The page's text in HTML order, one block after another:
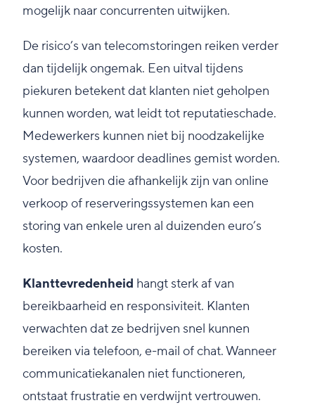
mogelijk naar concurrenten uitwijken.
De risico’s van telecomstoringen reiken verder
dan tijdelijk ongemak. Een uitval tijdens
piekuren betekent dat klanten niet geholpen
kunnen worden, wat leidt tot reputatieschade.
Medewerkers kunnen niet bij noodzakelijke
systemen, waardoor deadlines gemist worden.
Voor bedrijven die afhankelijk zijn van online
verkoop of reserveringssystemen kan een
storing van enkele uren al duizenden euro’s
kosten.
Klanttevredenheid hangt sterk af van
bereikbaarheid en responsiviteit. Klanten
verwachten dat ze bedrijven snel kunnen
bereiken via telefoon, e-mail of chat. Wanneer
communicatiekanalen niet functioneren,
ontstaat frustratie en verdwijnt vertrouwen.